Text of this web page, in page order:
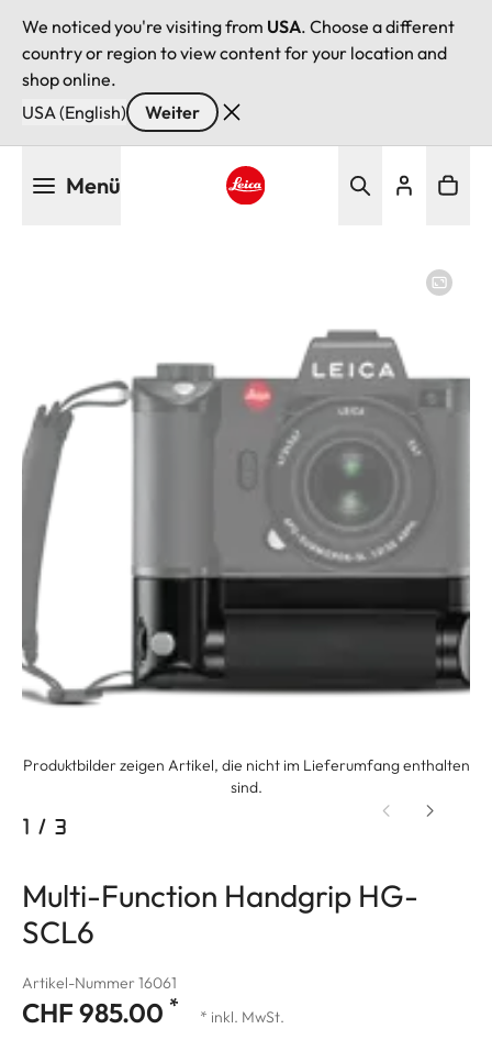
We noticed you're visiting from USA. Choose a different
country or region to view content for your location and
shop online.
USA (English)
Weiter
Menü
Produktbilder zeigen Artikel, die nicht im Lieferumfang enthalten
sind.
1 / 3
Multi-Function Handgrip HG-
SCL6
Artikel-Nummer 16061
CHF 985.00 * * inkl. MwSt.